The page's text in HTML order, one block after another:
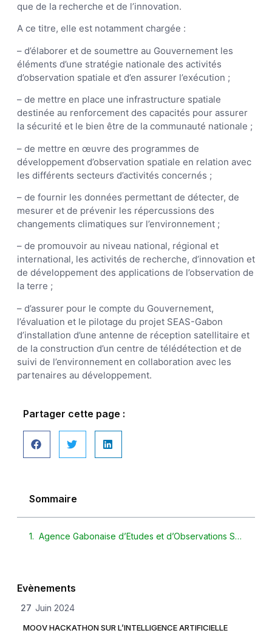
que de la recherche et de l’innovation.
A ce titre, elle est notamment chargée :
– d’élaborer et de soumettre au Gouvernement les
éléments d’une stratégie nationale des activités
d’observation spatiale et d’en assurer l’exécution ;
– de mettre en place une infrastructure spatiale
destinée au renforcement des capacités pour assurer
la sécurité et le bien être de la communauté nationale ;
– de mettre en œuvre des programmes de
développement d’observation spatiale en relation avec
les différents secteurs d’activités concernés ;
– de fournir les données permettant de détecter, de
mesurer et de prévenir les répercussions des
changements climatiques sur l’environnement ;
– de promouvoir au niveau national, régional et
international, les activités de recherche, d’innovation et
de développement des applications de l’observation de
la terre ;
– d’assurer pour le compte du Gouvernement,
l’évaluation et le pilotage du projet SEAS-Gabon
d’installation d’une antenne de réception satellitaire et
de la construction d’un centre de télédétection et de
suivi de l’environnement en collaboration avec les
partenaires au développement.
Partager cette page :
Sommaire
Agence Gabonaise d’Etudes et d’Observations Spatiales
Evènements
27 Juin 2024
MOOV HACKATHON SUR L’INTELLIGENCE ARTIFICIELLE